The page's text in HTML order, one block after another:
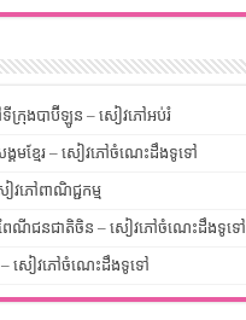
ក្រុងបាប៊ីឡូន – សៀវភៅអប់រំ
មខ្មែរ – សៀវភៅចំណេះដឹងទូទៅ
វភៅពាណិជ្ជកម្ម
ពៃណីជនជាតិចិន – សៀវភៅចំណេះដឹងទូទៅ
– សៀវភៅចំណេះដឹងទូទៅ